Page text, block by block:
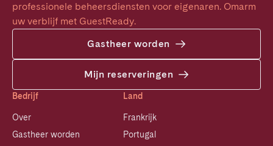
professionele beheersdiensten voor eigenaren. Omarm
uw verblijf met GuestReady.
Gastheer worden
Mijn reserveringen
Bedrijf
Over
Gastheer worden
Land
Frankrijk
Portugal